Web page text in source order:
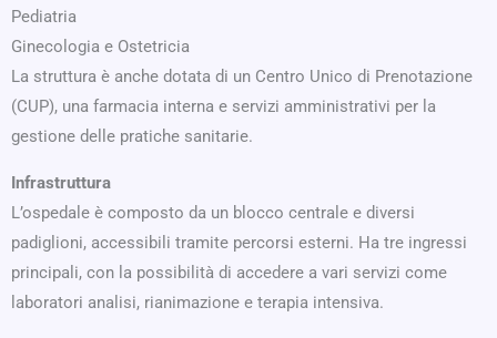
Pediatria
Ginecologia e Ostetricia
La struttura è anche dotata di un Centro Unico di Prenotazione
(CUP), una farmacia interna e servizi amministrativi per la
gestione delle pratiche sanitarie.
Infrastruttura
L’ospedale è composto da un blocco centrale e diversi
padiglioni, accessibili tramite percorsi esterni. Ha tre ingressi
principali, con la possibilità di accedere a vari servizi come
laboratori analisi, rianimazione e terapia intensiva.